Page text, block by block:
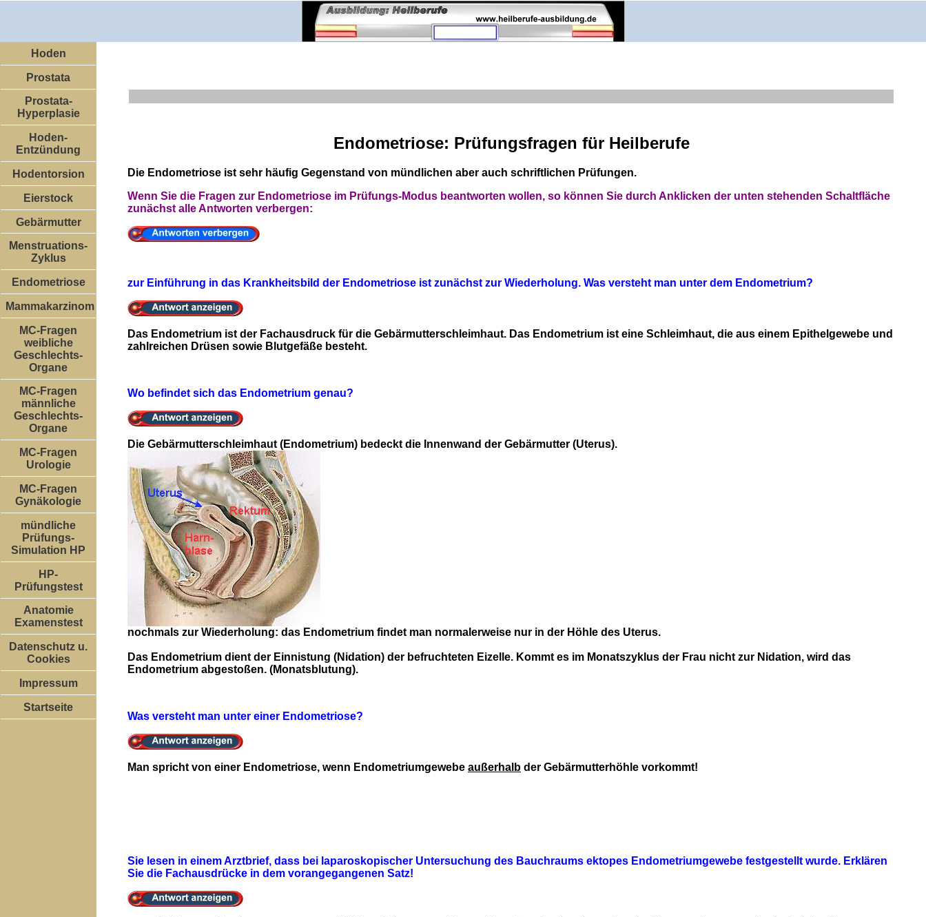
Hoden
Prostata
Prostata-
Hyperplasie
Hoden-
Entzündung
Hodentorsion
Eierstock
Gebärmutter
Menstruations-
Zyklus
Endometriose
Mammakarzinom
MC-Fragen
weibliche
Geschlechts-
Organe
MC-Fragen
männliche
Geschlechts-
Organe
MC-Fragen
Urologie
MC-Fragen
Gynäkologie
mündliche
Prüfungs-
Simulation HP
HP-
Prüfungstest
Anatomie
Examenstest
Datenschutz u.
Cookies
Impressum
Startseite
Endometriose: Prüfungsfragen für Heilberufe
Die Endometriose ist sehr häufig Gegenstand von mündlichen aber auch schriftlichen Prüfungen.
Wenn Sie die Fragen zur Endometriose im Prüfungs-Modus beantworten wollen, so können Sie durch Anklicken der unten stehenden Schaltfläche
zunächst alle Antworten verbergen:
zur Einführung in das Krankheitsbild der Endometriose ist zunächst zur Wiederholung. Was versteht man unter dem Endometrium?
Das Endometrium ist der Fachausdruck für die Gebärmutterschleimhaut. Das Endometrium ist eine Schleimhaut, die aus einem Epithelgewebe und
zahlreichen Drüsen sowie Blutgefäße besteht.
Wo befindet sich das Endometrium genau?
Die Gebärmutterschleimhaut (Endometrium) bedeckt die Innenwand der Gebärmutter (Uterus).
nochmals zur Wiederholung: das Endometrium findet man normalerweise nur in der Höhle des Uterus.
Das Endometrium dient der Einnistung (Nidation) der befruchteten Eizelle. Kommt es im Monatszyklus der Frau nicht zur Nidation, wird das
Endometrium abgestoßen. (Monatsblutung).
Was versteht man unter einer Endometriose?
Man spricht von einer Endometriose, wenn Endometriumgewebe außerhalb der Gebärmutterhöhle vorkommt!
Sie lesen in einem Arztbrief, dass bei laparoskopischer Untersuchung des Bauchraums ektopes Endometriumgewebe festgestellt wurde. Erklären
Sie die Fachausdrücke in dem vorangegangenen Satz!